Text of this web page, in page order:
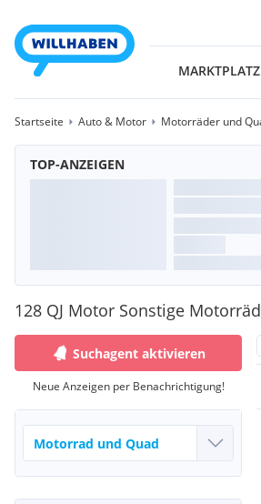
MARKTPLATZ
Startseite Auto & Motor Motorräder und
TOP-ANZEIGEN
128 QJ Motor Sonstige
Suchagent aktivieren
Neue Anzeigen per Benachrichtigung!